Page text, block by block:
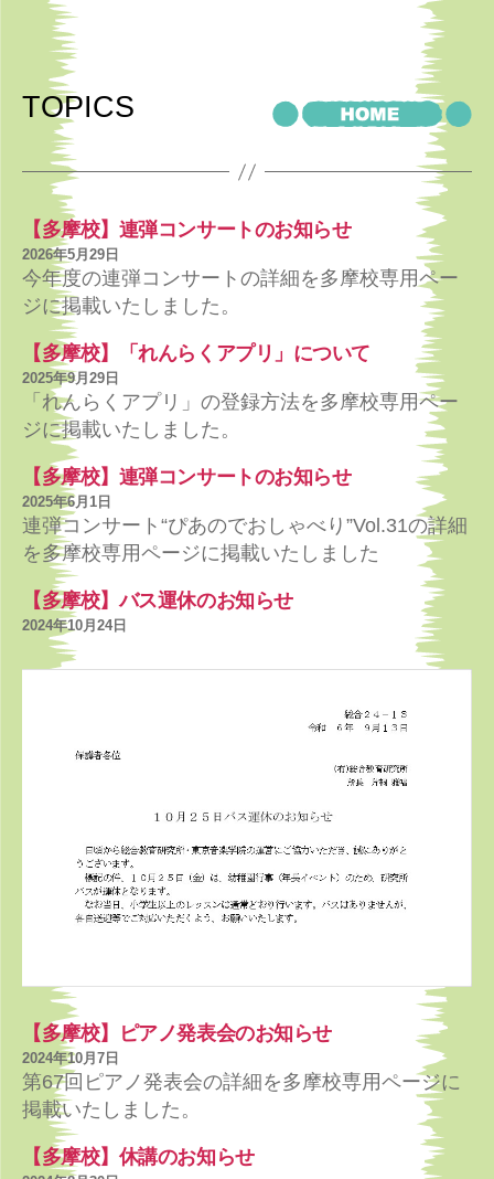
TOPICS
【多摩校】連弾コンサートのお知らせ
2026年5月29日
今年度の連弾コンサートの詳細を多摩校専用ペー
ジに掲載いたしました。
【多摩校】「れんらくアプリ」について
2025年9月29日
「れんらくアプリ」の登録方法を多摩校専用ペー
ジに掲載いたしました。
【多摩校】連弾コンサートのお知らせ
2025年6月1日
連弾コンサート“ぴあのでおしゃべり”Vol.31の詳細
を多摩校専用ページに掲載いたしました
【多摩校】バス運休のお知らせ
2024年10月24日
【多摩校】ピアノ発表会のお知らせ
2024年10月7日
第67回ピアノ発表会の詳細を多摩校専用ページに
掲載いたしました。
【多摩校】休講のお知らせ